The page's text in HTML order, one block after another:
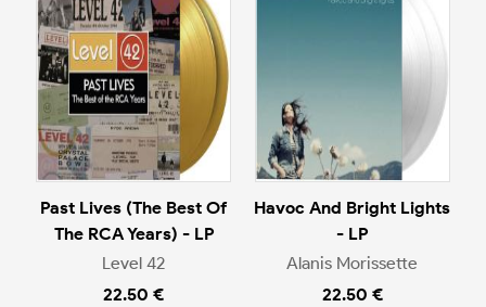
Past Lives (The Best Of
The RCA Years) - LP
Level 42
22.50 €
Havoc And Bright Lights
- LP
Alanis Morissette
22.50 €